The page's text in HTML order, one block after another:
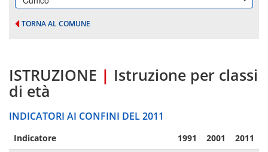
TORNA AL COMUNE
ISTRUZIONE | Istruzione per classi
di età
INDICATORI AI CONFINI DEL 2011
Indicatore 1991 2001 2011